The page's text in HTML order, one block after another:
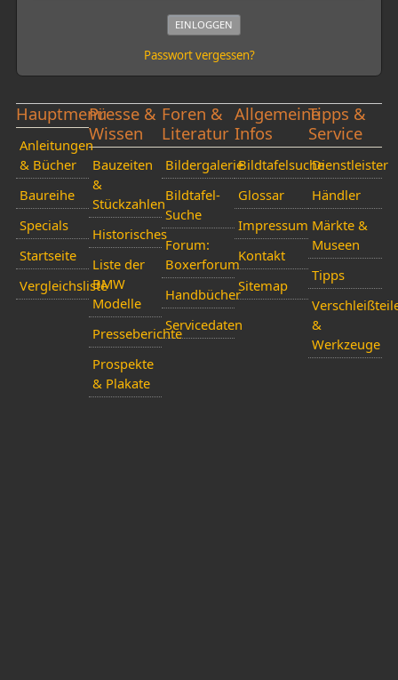
Passwort vergessen?
Hauptmenü
Anleitungen
& Bücher
Baureihe
Specials
Startseite
Vergleichsliste
Presse &
Wissen
Bauzeiten
&
Stückzahlen
Historisches
Liste der
BMW
Modelle
Presseberichte
Prospekte
& Plakate
Foren &
Literatur
Bildergalerie
Bildtafel-
Suche
Forum:
Boxerforum
Handbücher
Servicedaten
Allgemeine
Infos
Bildtafelsuche
Glossar
Impressum
Kontakt
Sitemap
Tipps &
Service
Dienstleister
Händler
Märkte &
Museen
Tipps
&
Werkzeuge